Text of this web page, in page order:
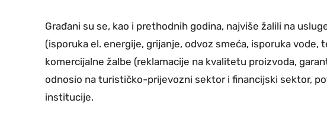
Građani su se, kao i prethodnih godina, najviše žalili na
(isporuka el. energije, grijanje, odvoz smeća, isporuka vode,
komercijalne žalbe (reklamacije na kvalitetu proizvoda,
odnosio na turističko-prijevozni sektor i financijski sektor,
institucije.